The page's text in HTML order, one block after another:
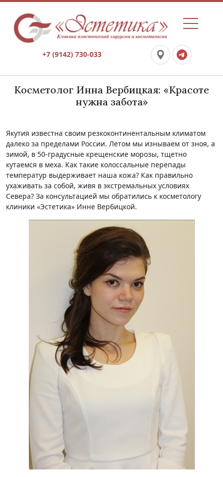
+7 (9142) 730-033
Косметолог Инна Вербицкая: «Красоте
нужна забота»
Якутия известна своим резкоконтинентальным климатом
далеко за пределами России. Летом мы изнываем от зноя, а
зимой, в 50-градусные крещенские морозы, тщетно
кутаемся в меха. Как такие колоссальные перепады
температур выдерживает наша кожа? Как правильно
ухаживать за собой, живя в экстремальных условиях
Севера? За консультацией мы обратились к косметологу
клиники «Эстетика» Инне Вербицкой.